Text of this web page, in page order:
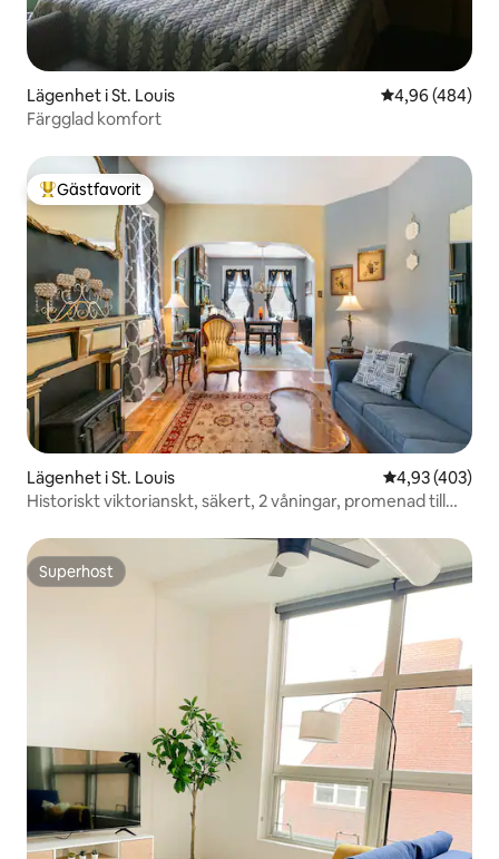
Lägenhet i St. Louis 4,96 av 5 i
4,96 (484)
Färgglad komfort
Populär gästfavorit
Gästfavorit
Lägenhet i St. Louis 4,93 av 5 i
4,93 (403)
Historiskt viktorianskt, säkert, 2 våningar, promenad till
Superhost
Superhost